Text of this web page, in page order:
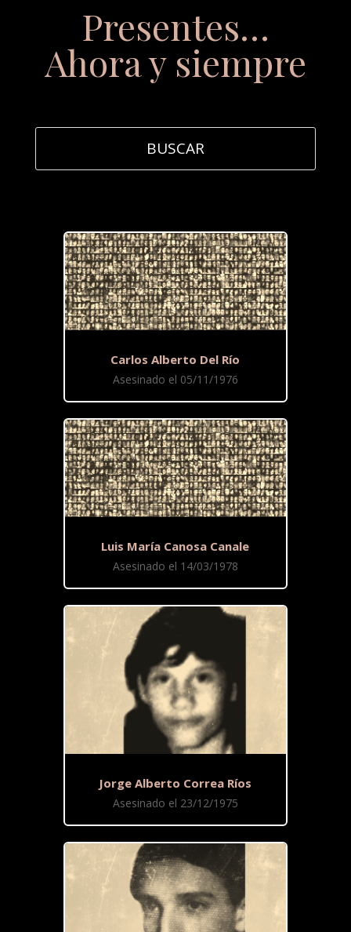
Presentes…
Ahora y siempre
Carlos Alberto Del Río
Asesinado el 05/11/1976
Luis María Canosa Canale
Asesinado el 14/03/1978
Jorge Alberto Correa Ríos
Asesinado el 23/12/1975